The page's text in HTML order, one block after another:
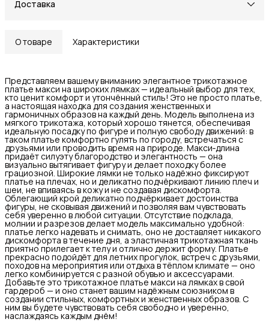
Доставка
О товаре Характеристики
Представляем вашему вниманию элегантное трикотажное
платье макси на широких лямках — идеальный выбор для тех,
кто ценит комфорт и утончённый стиль! Это не просто платье,
а настоящая находка для создания женственных и
гармоничных образов на каждый день. Модель выполнена из
мягкого трикотажа, который хорошо тянется, обеспечивая
идеальную посадку по фигуре и полную свободу движений: в
таком платье комфортно гулять по городу, встречаться с
друзьями или проводить время на природе. Макси‑длина
придаёт силуэту благородство и элегантность — она
визуально вытягивает фигуру и делает походку более
грациозной. Широкие лямки не только надёжно фиксируют
платье на плечах, но и деликатно подчёркивают линию плеч и
шеи, не впиваясь в кожу и не создавая дискомфорта.
Облегающий крой деликатно подчёркивает достоинства
фигуры, не сковывая движений и позволяя вам чувствовать
себя уверенно в любой ситуации. Отсутствие подклада,
молнии и разрезов делает модель максимально удобной:
платье легко надевать и снимать, оно не доставляет никакого
дискомфорта в течение дня, а эластичная трикотажная ткань
приятно прилегает к телу и отлично держит форму. Платье
прекрасно подойдёт для летних прогулок, встреч с друзьями,
походов на мероприятия или отдыха в тёплом климате — оно
легко комбинируется с разной обувью и аксессуарами.
Добавьте это трикотажное платье макси на лямках в свой
гардероб — и оно станет вашим надёжным союзником в
создании стильных, комфортных и женственных образов. С
ним вы будете чувствовать себя свободно и уверенно,
наслаждаясь каждым днём!